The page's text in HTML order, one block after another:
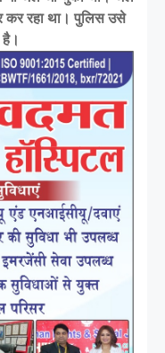
कर रहा था। पुलिस उसे
है।